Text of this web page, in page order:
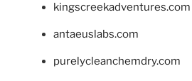
kingscreekadventures.com
antaeuslabs.com
purelycleanchemdry.com